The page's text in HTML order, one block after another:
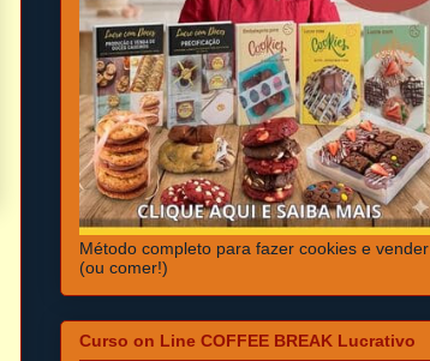
Método completo para fazer cookies e vender
(ou comer!)
Curso on Line COFFEE BREAK Lucrativo